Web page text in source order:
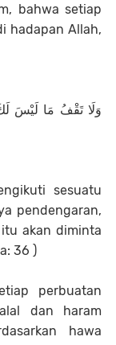
bahwa setiap
hadapan Allah,
وَلَا تَقْفُ مَا لَيْسَ
sesuatu
pendengaran,
akan diminta
36 )
perbuatan
dan haram
hawa